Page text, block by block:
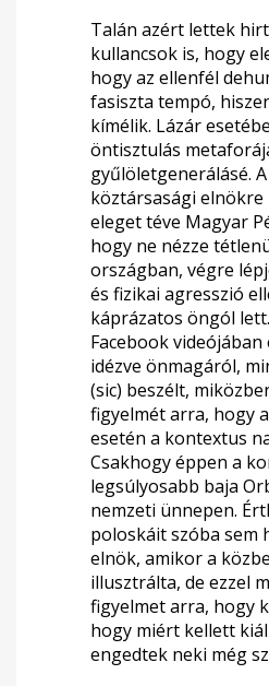
Talán azért lettek
kullancsok is, hogy
hogy az ellenfél
fasiszta tempó,
kímélik. Lázár
öntisztulás
gyűlöletgenerálásé.
köztársasági
eleget téve Magyar
hogy ne nézze
országban, végre
és fizikai agresszió
káprázatos öngól
Facebook
idézve önmagáról,
(sic) beszélt,
figyelmét arra, hogy
esetén a kontextus
Csakhogy éppen a
legsúlyosabb baja
nemzeti ünnepen.
poloskáit szóba sem
elnök, amikor a
illusztrálta, de ezzel
figyelmet arra, hogy
hogy miért kellett
engedtek neki még